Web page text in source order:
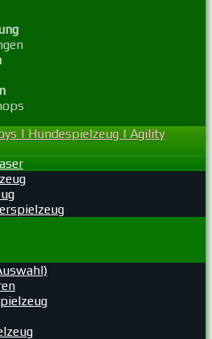
| Hundespielzeug | Agility